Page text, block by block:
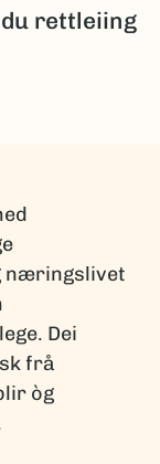
rettleiing
næringslivet
Dei
frå
òg